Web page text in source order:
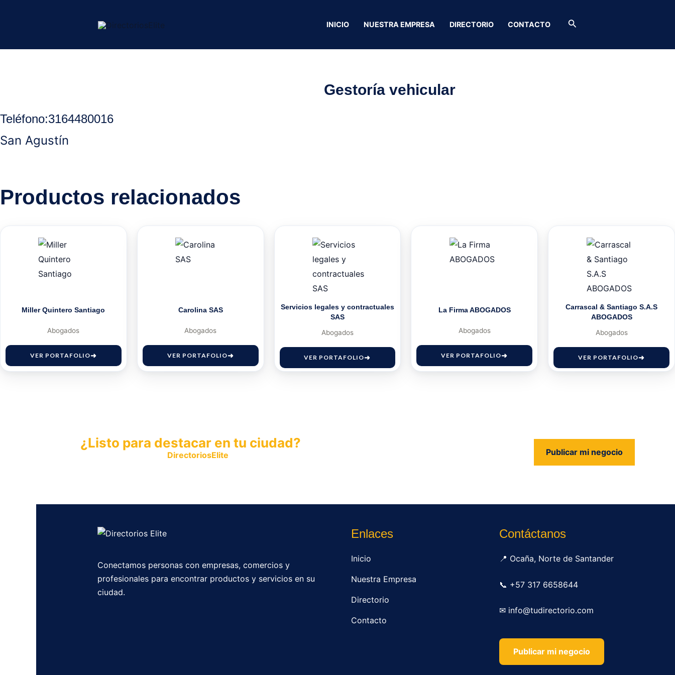
INICIO NUESTRA EMPRESA DIRECTORIO CONTACTO Buscar
Gestoría vehicular
Teléfono:3164480016
San Agustín
Productos relacionados
Miller Quintero Santiago
Abogados
VER PORTAFOLIO
Carolina SAS
Abogados
VER PORTAFOLIO
Servicios legales y contractuales
SAS
Abogados
VER PORTAFOLIO
La Firma ABOGADOS
Abogados
VER PORTAFOLIO
Carrascal & Santiago S.A.S
ABOGADOS
Abogados
VER PORTAFOLIO
¿Listo para destacar en tu ciudad?
DirectoriosElite Publicar mi negocio
Conectamos personas con empresas, comercios y
profesionales para encontrar productos y servicios en su
ciudad.
Enlaces
Inicio
Nuestra Empresa
Directorio
Contacto
Contáctanos
📍 Ocaña, Norte de Santander
📞 +57 317 6658644
✉ info@tudirectorio.com
Publicar mi negocio